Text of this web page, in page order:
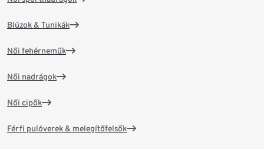
Blúzok & Tunikák
Női fehérneműk
Női nadrágok
Női cipők
Férfi pulóverek & melegítőfelsők